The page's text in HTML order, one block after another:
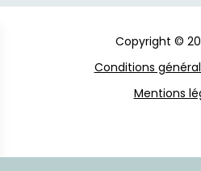
Copyright ©
Conditions
Mentions